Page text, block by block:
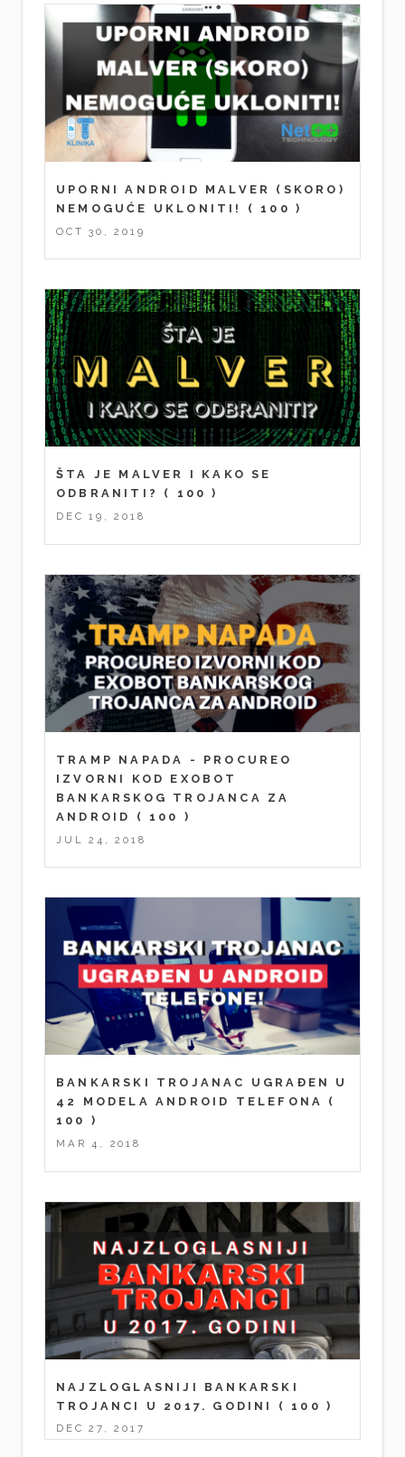
UPORNI ANDROID MALVER (SKORO)
NEMOGUĆE UKLONITI!
( 100 )
OCT 30, 2019
ŠTA JE MALVER I KAKO SE
ODBRANITI?
( 100 )
DEC 19, 2018
TRAMP NAPADA - PROCUREO
IZVORNI KOD EXOBOT
BANKARSKOG TROJANCA ZA
ANDROID
( 100 )
JUL 24, 2018
BANKARSKI TROJANAC UGRAĐEN U
42 MODELA ANDROID TELEFONA
(
100 )
MAR 4, 2018
NAJZLOGLASNIJI BANKARSKI
TROJANCI U 2017. GODINI
( 100 )
DEC 27, 2017